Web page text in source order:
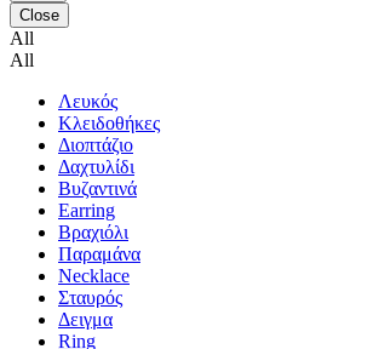
Close
All
All
Λευκός
Κλειδοθήκες
Διοπτάζιο
Δαχτυλίδι
Βυζαντινά
Earring
Βραχιόλι
Παραμάνα
Necklace
Σταυρός
Δειγμα
Ring